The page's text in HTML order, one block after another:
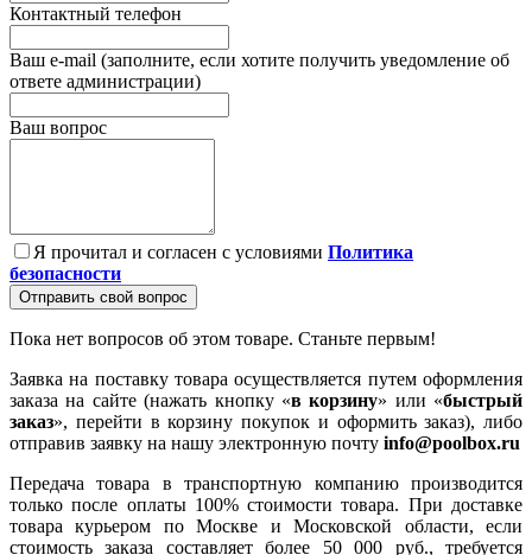
Контактный телефон
Ваш e-mail (заполните, если хотите получить уведомление об
ответе администрации)
Ваш вопрос
Я прочитал и согласен с условиями Политика
безопасности
Отправить свой вопрос
Пока нет вопросов об этом товаре. Станьте первым!
Заявка на поставку товара осуществляется путем оформления
заказа на сайте (нажать кнопку «в корзину» или «быстрый
заказ», перейти в корзину покупок и оформить заказ), либо
отправив заявку на нашу электронную почту info@poolbox.ru
Передача товара в транспортную компанию производится
только после оплаты 100% стоимости товара. При доставке
товара курьером по Москве и Московской области, если
стоимость заказа составляет более 50 000 руб., требуется